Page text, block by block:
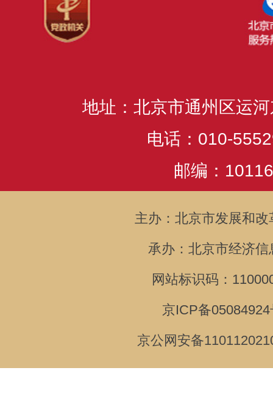
地址：北京市通州区运
电话：010-
邮编：
主办：北京市发展和改
承办：北京市经济信
网站标识码：
京ICP备
京公网安备